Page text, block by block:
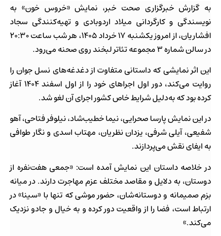
به گزارش خبرگزاری صحت خبر، نمایش «خروس خون» به
نویسندگی و کارگردانی میلاد اردوبادی و تهیه‌کنندگی سجاد
افشاریان، از امروز یکشنبه ۱۷ خرداد ۱۴۰۵، هر شب ساعت ۲۰:۳۰
در سالن شماره ۳ مجموعه تئاتر لبخند روی صحنه می‌رود.
این اثر نمایشی که داستانی متفاوت از دغدغه‌های نسل جوان را
روایت می‌کند، دور اول اجراهای خود را از اول اسفند ۱۴۰۴ آغاز
کرده بود که به‌دلیل شرایط خاص کشور اجرای آن لغو شد.
در این نمایش پارسا صحرایی، نیما خطیب‌شاد، نیلوفر فتاحی، آهو
شفیعی، آیلی شرفی، یزدان نظریان، مهتاب اسدی و نگار طوافی
به ایفای نقش می‌پردازند.
در خلاصه داستان این نمایش آمده است: «جمعی هفت‌نفره از
دوستان، به دلایل و مقاصد مختلف عزم مهاجرت دارند. در میانه
بزم صمیمانه و دوستانه‌شان، حضور موشی که تنها با «سینا» در
ارتباط است، فضا را از واقعیت دور کرده و به خیال و جادو نزدیک
می‌کند.»